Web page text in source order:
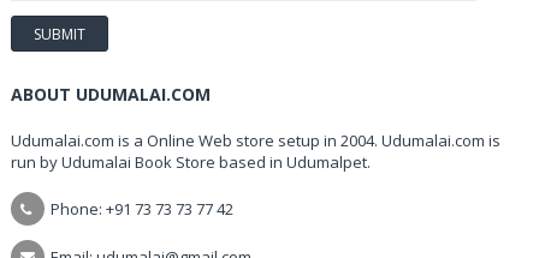
ABOUT UDUMALAI.COM
Udumalai.com is a Online Web store setup in 2004. Udumalai.com is
run by Udumalai Book Store based in Udumalpet.
Phone: +91 73 73 73 77 42